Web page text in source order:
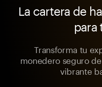
La cartera de
Transforma tu
monedero seguro
vibrante